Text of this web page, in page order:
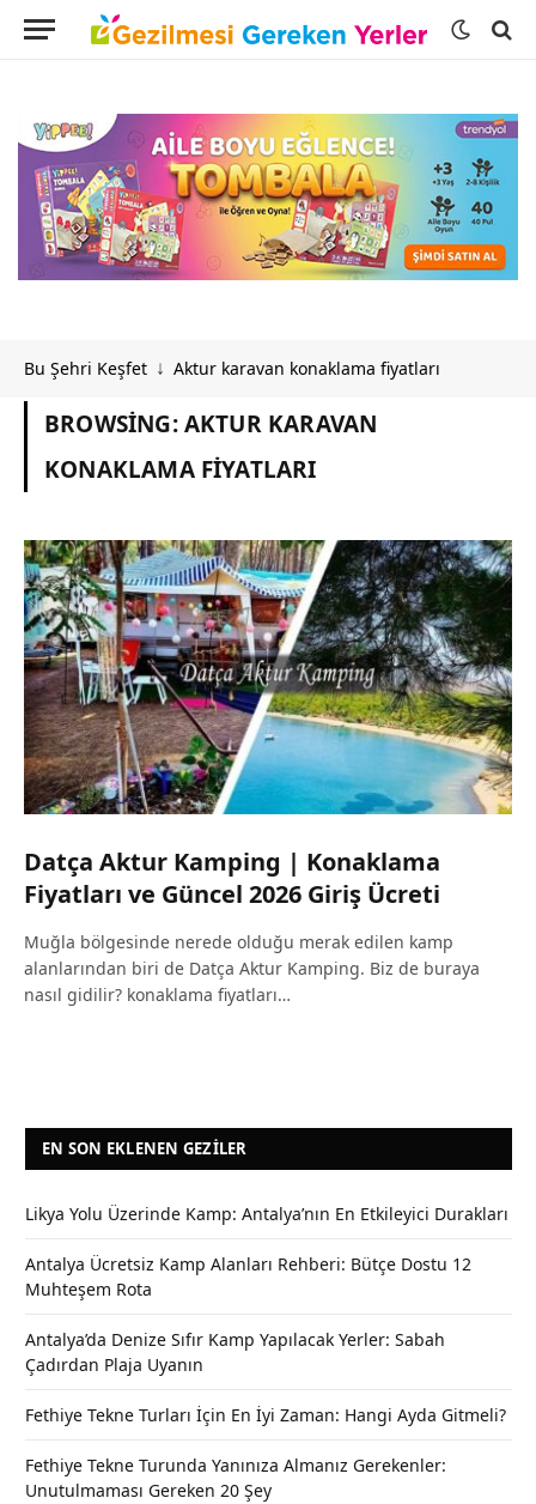
Bu Şehri Keşfet ↓ Aktur karavan konaklama fiyatları
BROWSING:AKTUR KARAVAN
KONAKLAMA FIYATLARI
Datça Aktur Kamping | Konaklama
Fiyatları ve Güncel 2026 Giriş Ücreti
Muğla bölgesinde nerede olduğu merak edilen kamp
alanlarından biri de Datça Aktur Kamping. Biz de buraya
nasıl gidilir? konaklama fiyatları…
EN SON EKLENEN GEZILER
Likya Yolu Üzerinde Kamp: Antalya’nın En Etkileyici Durakları
Antalya Ücretsiz Kamp Alanları Rehberi: Bütçe Dostu 12
Muhteşem Rota
Antalya’da Denize Sıfır Kamp Yapılacak Yerler: Sabah
Çadırdan Plaja Uyanın
Fethiye Tekne Turları İçin En İyi Zaman: Hangi Ayda Gitmeli?
Fethiye Tekne Turunda Yanınıza Almanız Gerekenler:
Unutulmaması Gereken 20 Şey